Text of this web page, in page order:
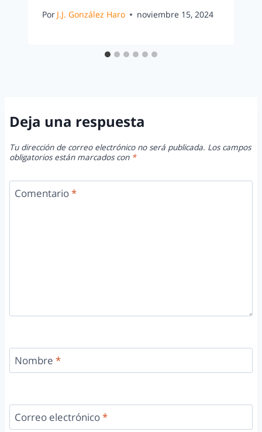
Por J.J. González Haro noviembre 15, 2024
Deja una respuesta
Tu dirección de correo electrónico no será publicada. Los campos
obligatorios están marcados con *
Comentario*
Nombre *
Correo electrónico*